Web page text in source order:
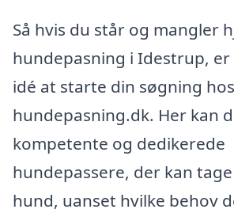
Så hvis du står og mangler
hundepasning i Idestrup,
idé at starte din søgning
hundepasning.dk. Her kan
kompetente og dedikerede
hundepassere, der kan
hund, uanset hvilke behov